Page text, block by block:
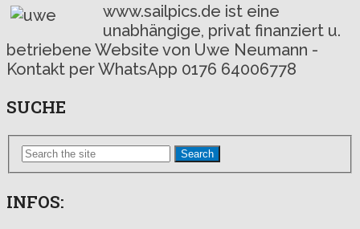
www.sailpics.de ist eine
unabhängige, privat finanziert u.
betriebene Website von Uwe Neumann -
Kontakt per WhatsApp 0176 64006778
SUCHE
Search
INFOS: